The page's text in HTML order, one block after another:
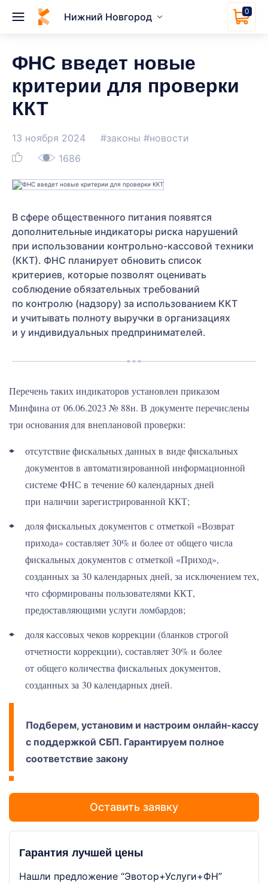
Нижний Новгород 0
ФНС введет новые
критерии для проверки
ККТ
13 ноября 2024 #законы #новости
1686
В сфере общественного питания появятся
дополнительные индикаторы риска нарушений
при использовании контрольно-кассовой техники
(ККТ). ФНС планирует обновить список
критериев, которые позволят оценивать
соблюдение обязательных требований
по контролю (надзору) за использованием ККТ
и учитывать полноту выручки в организациях
и у индивидуальных предпринимателей.
Перечень таких индикаторов установлен приказом
Минфина от 06.06.2023 № 88н. В документе перечислены
три основания для внеплановой проверки:
отсутствие фискальных данных в виде фискальных
документов в автоматизированной информационной
системе ФНС в течение 60 календарных дней
при наличии зарегистрированной ККТ;
доля фискальных документов с отметкой «Возврат
прихода» составляет 30% и более от общего числа
фискальных документов с отметкой «Приход»,
созданных за 30 календарных дней, за исключением тех,
что сформированы пользователями ККТ,
предоставляющими услуги ломбардов;
доля кассовых чеков коррекции (бланков строгой
отчетности коррекции), составляет 30% и более
от общего количества фискальных документов,
созданных за 30 календарных дней.
Подберем, установим и настроим онлайн-кассу
с поддержкой СБП. Гарантируем полное
соответствие закону
Оставить заявку
Гарантия лучшей цены
Нашли предложение “Эвотор+Услуги+ФН”